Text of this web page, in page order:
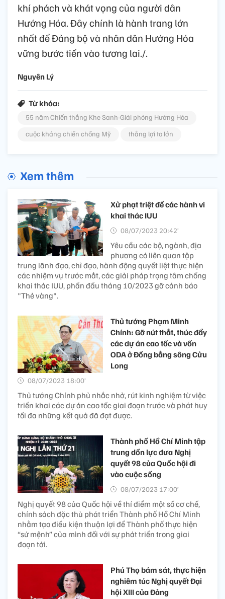
khí phách và khát vọng của người dân
Hướng Hóa. Đây chính là hành trang lớn
nhất để Đảng bộ và nhân dân Hướng Hóa
vững bước tiến vào tương lai./.
Nguyên Lý
Từ khóa:
55 năm Chiến thắng Khe Sanh-Giải phóng Hướng Hóa
cuộc kháng chiến chống Mỹ
thắng lợi to lớn
Xem thêm
Xử phạt triệt để các hành vi
khai thác IUU
08/07/2023 20:42’
Yêu cầu các bộ, ngành, địa
phương có liên quan tập
trung lãnh đạo, chỉ đạo, hành động quyết liệt thực hiện
các nhiệm vụ trước mắt, các giải pháp trọng tâm chống
khai thác IUU, phấn đấu tháng 10/2023 gỡ cảnh báo
"Thẻ vàng".
Thủ tướng Phạm Minh
Chính: Gỡ nút thắt, thúc đẩy
các dự án cao tốc và vốn
ODA ở Đồng bằng sông Cửu
Long
08/07/2023 18:00’
Thủ tướng Chính phủ nhắc nhở, rút kinh nghiệm từ việc
triển khai các dự án cao tốc giai đoạn trước và phát huy
tối đa những kết quả đã đạt được.
Thành phố Hồ Chí Minh tập
trung dồn lực đưa Nghị
quyết 98 của Quốc hội đi
vào cuộc sống
08/07/2023 17:00’
Nghị quyết 98 của Quốc hội về thí điểm một số cơ chế,
chính sách đặc thù phát triển Thành phố Hồ Chí Minh
nhằm tạo điều kiện thuận lợi để Thành phố thực hiện
“sứ mệnh” của mình đối với sự phát triển trong giai
đoạn tới.
Phú Thọ bám sát, thực hiện
nghiêm túc Nghị quyết Đại
hội XIII của Đảng